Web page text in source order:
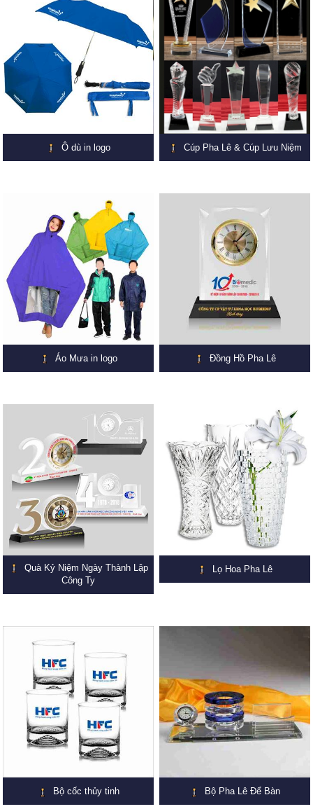
Ô dù in logo Cúp Pha Lê & Cúp Lưu Niệm
Áo Mưa in logo Đồng Hồ Pha Lê
Quà Kỷ Niệm Ngày Thành Lập
Công Ty
Lọ Hoa Pha Lê
Bộ cốc thủy tinh Bộ Pha Lê Để Bàn